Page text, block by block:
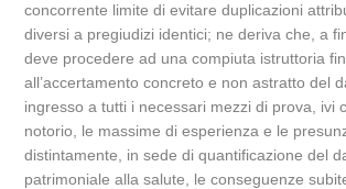
concorrente limite di evitare duplicazioni
diversi a pregiudizi identici; ne deriva che, a
deve procedere ad una compiuta istruttoria
all’accertamento concreto e non astratto del
ingresso a tutti i necessari mezzi di prova, ivi
notorio, le massime di esperienza e le
distintamente, in sede di quantificazione del
patrimoniale alla salute, le conseguenze